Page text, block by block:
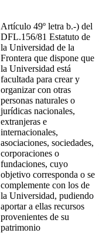
Artículo 49º letra b.-) del
DFL.156/81 Estatuto de
la Universidad de la
Frontera que dispone que
la Universidad está
facultada para crear y
organizar con otras
personas naturales o
jurídicas nacionales,
extranjeras e
internacionales,
asociaciones, sociedades,
corporaciones o
fundaciones, cuyo
objetivo corresponda o se
complemente con los de
la Universidad, pudiendo
aportar a ellas recursos
provenientes de su
patrimonio